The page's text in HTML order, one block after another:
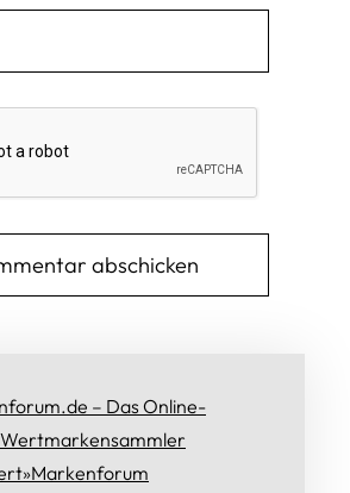
– Das Online-